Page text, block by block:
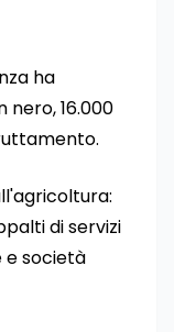
ha
nero, 16.000
di servizi
società